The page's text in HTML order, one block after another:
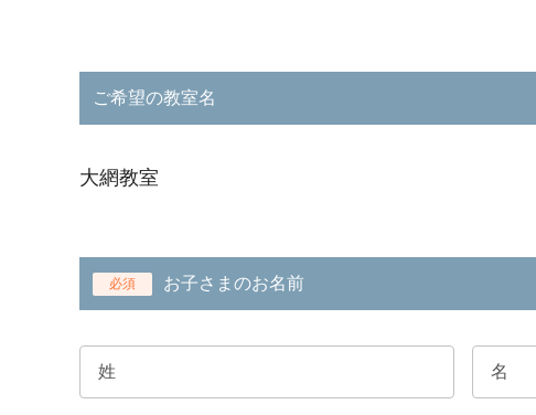
ご希望の教室名
大網教室
必須 お子さまのお名前